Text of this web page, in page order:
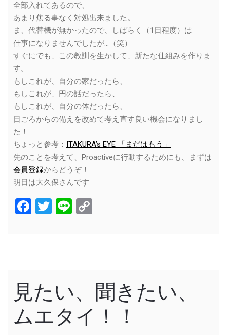
全部入れてあるので、
あまり焦る事なく対処出来ました。
ま、代替機が無かったので、しばらく（1日程度）は
仕事になりませんでしたが…（笑）
すぐにでも、この教訓を生かして、新たな仕組みを作りま
す。
もしこれが、自分の家だったら、
もしこれが、円の話だったら、
もしこれが、自分の体だったら、
日ごろからの備えを改めて考え直す良い機会になりまし
た！
ちょっと参考： ITAKURA’s EYE 「まだはもう」
先のことを考えて、Proactiveに行動するためにも、まずは
会員登録からどうぞ！
明日は大久保さんです
Facebook
Twitter
Line
見たい、聞きたい、
ムエタイ！！